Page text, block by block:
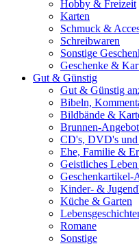
Hobby & Freizeit
Karten
Schmuck &
Schreibwaren
Sonstige
Geschenke &
Gut & Günstig
Gut & Günstig
Bibeln,
Bildbände &
Brunnen-
CD's, DVD's
Ehe, Familie &
Geistliches
Geschenkartikel-
Kinder- &
Küche & Garten
Romane
Sonstige